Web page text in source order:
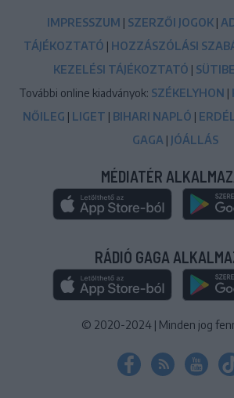
IMPRESSZUM | SZERZŐI JOGOK |
TÁJÉKOZTATÓ | HOZZÁSZÓLÁSI
KEZELÉSI TÁJÉKOZTATÓ |
További online kiadványok: SZÉKELYHON |
NŐILEG | LIGET | BIHARI NAPLÓ |
GAGA | JÓÁLLÁS
MÉDIATÉR
RÁDIÓ GAGA
© 2020-2024 | Minden jog